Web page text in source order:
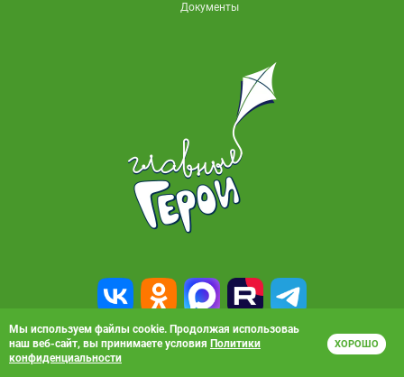
Документы
© 2010-2026, АО «Карусель». Все права защищены. Полное или частичное
копирование материалов запрещено.
Мы используем файлы cookie. Продолжая использоваь
наш веб-сайт, вы принимаете условия Политики
конфиденциальности
ХОРОШО